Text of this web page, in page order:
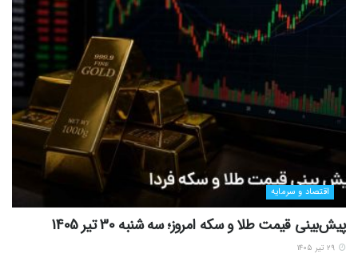
اقتصاد و سرمایه
پیش‌بینی قیمت طلا و سکه امروز؛ سه شنبه 30 تیر 1405